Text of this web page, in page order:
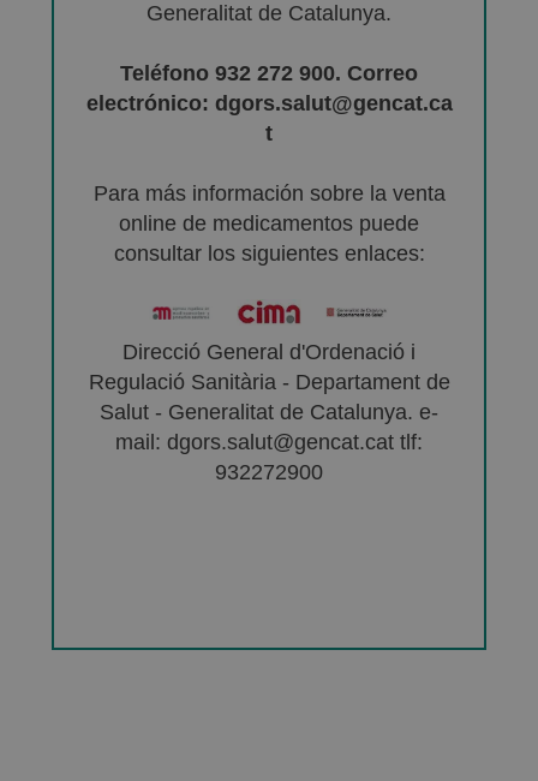
Generalitat de Catalunya.
Teléfono 932 272 900. Correo
electrónico: dgors.salut@gencat.ca
t
Para más información sobre la venta
online de medicamentos puede
consultar los siguientes enlaces:
Direcció General d'Ordenació i
Regulació Sanitària - Departament de
Salut - Generalitat de Catalunya. e-
mail: dgors.salut@gencat.cat tlf:
932272900